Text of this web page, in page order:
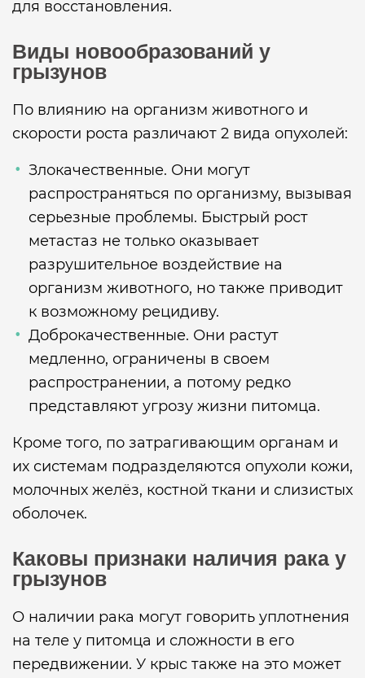
для восстановления.
Виды новообразований у
грызунов
По влиянию на организм животного и
скорости роста различают 2 вида опухолей:
Злокачественные. Они могут
распространяться по организму, вызывая
серьезные проблемы. Быстрый рост
метастаз не только оказывает
разрушительное воздействие на
организм животного, но также приводит
к возможному рецидиву.
Доброкачественные. Они растут
медленно, ограничены в своем
распространении, а потому редко
представляют угрозу жизни питомца.
Кроме того, по затрагивающим органам и
их системам подразделяются опухоли кожи,
молочных желёз, костной ткани и слизистых
оболочек.
Каковы признаки наличия рака у
грызунов
О наличии рака могут говорить уплотнения
на теле у питомца и сложности в его
передвижении. У крыс также на это может